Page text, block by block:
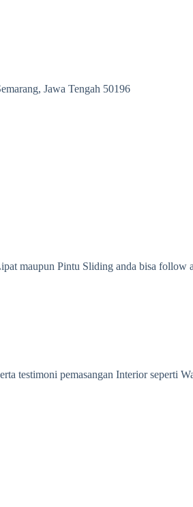
Jawa Tengah 50196
maupun Pintu Sliding anda bisa follow
testimoni pemasangan Interior seperti